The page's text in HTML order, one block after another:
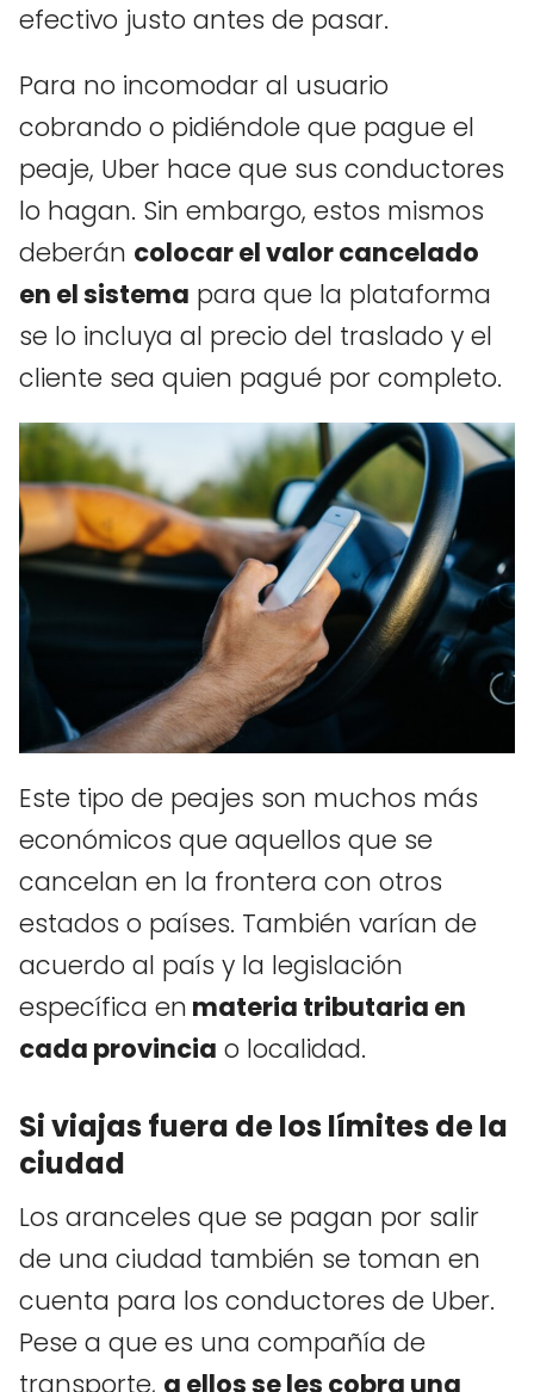
efectivo justo antes de pasar.
Para no incomodar al usuario
cobrando o pidiéndole que pague el
peaje, Uber hace que sus conductores
lo hagan. Sin embargo, estos mismos
deberán colocar el valor cancelado
en el sistema para que la plataforma
se lo incluya al precio del traslado y el
cliente sea quien pagué por completo.
Este tipo de peajes son muchos más
económicos que aquellos que se
cancelan en la frontera con otros
estados o países. También varían de
acuerdo al país y la legislación
específica en materia tributaria en
cada provincia o localidad.
Si viajas fuera de los límites de la
ciudad
Los aranceles que se pagan por salir
de una ciudad también se toman en
cuenta para los conductores de Uber.
Pese a que es una compañía de
transporte, a ellos se les cobra una